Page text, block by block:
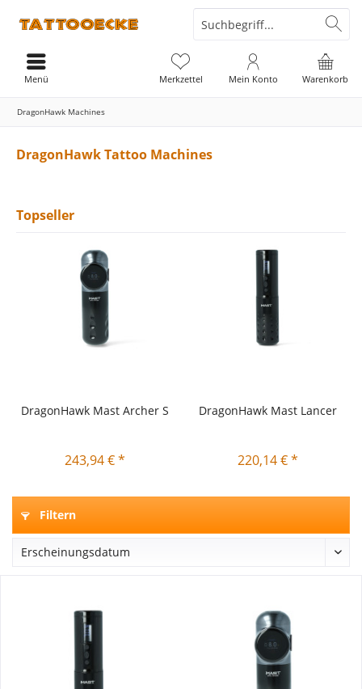
Warenkorb
Merkzettel Mein Konto
Menü
DragonHawk Machines
DragonHawk Tattoo Machines
Topseller
DragonHawk Mast Archer S
243,94 € *
DragonHawk Mast Lancer
220,14 € *
Filtern